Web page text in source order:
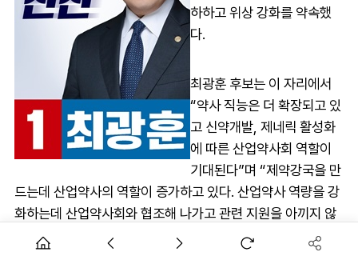
하하고 위상 강화를 약속했
다.
최광훈 후보는 이 자리에서
“약사 직능은 더 확장되고 있
고 신약개발, 제네릭 활성화
에 따른 산업약사회 역할이
기대된다”며 “제약강국을 만
드는데 산업약사의 역할이 증가하고 있다. 산업약사 역량을 강
화하는데 산업약사회와 협조해 나가고 관련 지원을 아끼지 않
겠다”고 말했다.